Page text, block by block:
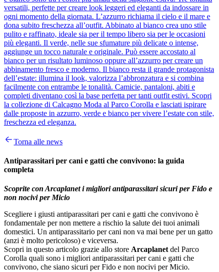
versatili, perfette per creare look leggeri ed eleganti da indossare in
ogni momento della giornata. L’azzurro richiama il cielo e il mare e
dona subito freschezza all’outfit. Abbinato al bianco crea uno stile
pulito e raffinato, ideale sia per il tempo libero sia per le occasioni
più eleganti. Il verde, nelle sue sfumature più delicate o intense,
aggiunge un tocco naturale e originale. Può essere accostato al
bianco per un risultato luminoso oppure all’azzurro per creare un
abbinamento fresco e moderno. Il bianco resta il grande protagonista
dell’estate: illumina il look, valorizza l’abbronzatura e si combina
facilmente con entrambe le tonalità. Camicie, pantaloni, abiti e
completi diventano così la base perfetta per tanti outfit estivi. Scopri
la collezione di Calcagno Moda al Parco Corolla e lasciati ispirare
dalle proposte in azzurro, verde e bianco per vivere l’estate con stile,
freschezza ed eleganza.
Torna alle news
Antiparassitari per cani e gatti che convivono: la guida
completa
Scoprite con Arcaplanet i migliori antiparassitari sicuri per Fido e
non nocivi per Micio
Scegliere i giusti antiparassitari per cani e gatti che convivono è
fondamentale per non mettere a rischio la salute dei tuoi animali
domestici. Un antiparassitario per cani non va mai bene per un gatto
(anzi è molto pericoloso) e viceversa.
Scopri in questo articolo grazie allo store Arcaplanetdel Parco
Corolla quali sono i migliori antiparassitari per cani e gatti che
convivono, che siano sicuri per Fido e non nocivi per Micio.